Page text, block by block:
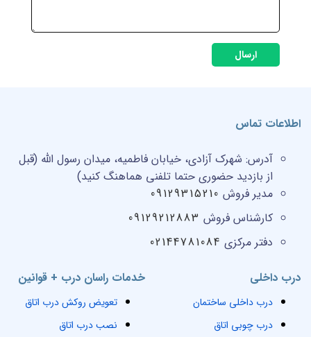
ارسال
خدمات راسان درب + قوانین
تعویض روکش درب اتاق
نصب درب اتاق
درب داخلی
درب داخلی ساختمان
درب چوبی اتاق
اطلاعات تماس
آدرس: شهرک آزادی، خیابان فاطمیه، میدان رسول الله (قبل
از بازدید حضوری حتما تلفنی هماهنگ کنید)
مدیر فروش 09129315210
کارشناس فروش 09129212883
دفتر مرکزی 02144781084